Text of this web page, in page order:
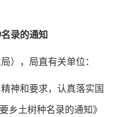
录的通知
），局直有关单位：
神和要求，认真落实国
乡土树种名录的通知》